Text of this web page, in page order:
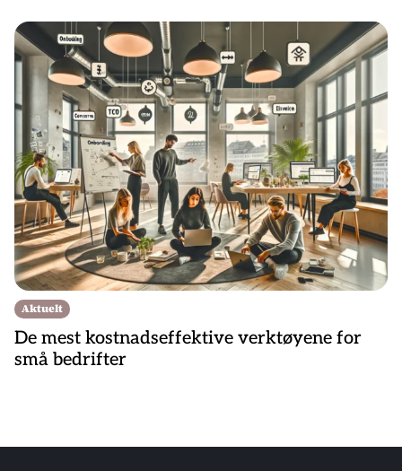
Aktuelt
De mest kostnadseffektive verktøyene for
små bedrifter